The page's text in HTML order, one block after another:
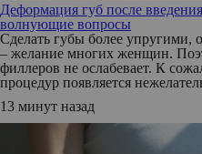
Деформация губ после
волнующие вопросы
Сделать губы более
– желание многих женщин.
филлеров не ослабевает. К
процедур появляется
13 минут назад